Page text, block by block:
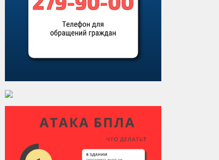
СМИ о нас
Наша работа
Фотогалерея
Обращения